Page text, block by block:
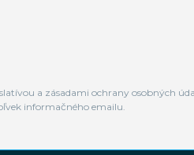
a zásadami ochrany osobných
informačného emailu.